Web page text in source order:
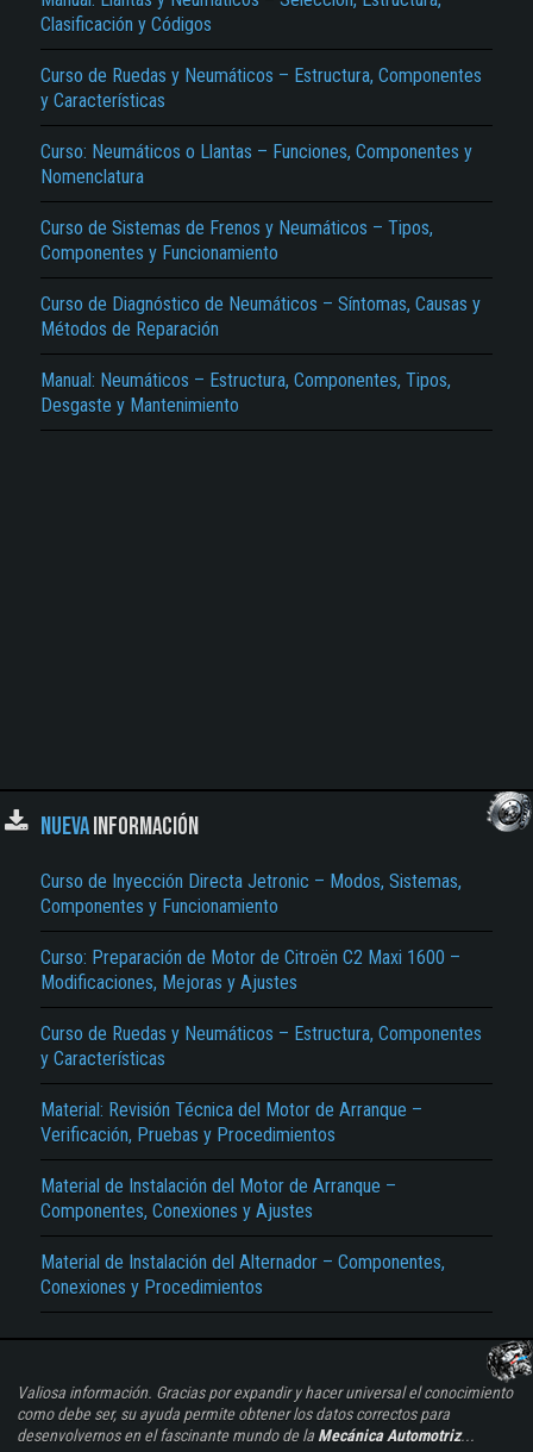
Clasificación y Códigos
Curso de Ruedas y Neumáticos – Estructura, Componentes
y Características
Curso: Neumáticos o Llantas – Funciones, Componentes y
Nomenclatura
Curso de Sistemas de Frenos y Neumáticos – Tipos,
Componentes y Funcionamiento
Curso de Diagnóstico de Neumáticos – Síntomas, Causas y
Métodos de Reparación
Manual: Neumáticos – Estructura, Componentes, Tipos,
Desgaste y Mantenimiento
NUEVAINFORMACIÓN
Curso de Inyección Directa Jetronic – Modos, Sistemas,
Componentes y Funcionamiento
Curso: Preparación de Motor de Citroën C2 Maxi 1600 –
Modificaciones, Mejoras y Ajustes
Curso de Ruedas y Neumáticos – Estructura, Componentes
y Características
Material: Revisión Técnica del Motor de Arranque –
Verificación, Pruebas y Procedimientos
Material de Instalación del Motor de Arranque –
Componentes, Conexiones y Ajustes
Material de Instalación del Alternador – Componentes,
Conexiones y Procedimientos
Valiosa información. Gracias por expandir y hacer universal el conocimiento
como debe ser, su ayuda permite obtener los datos correctos para
desenvolvernos en el fascinante mundo de la Mecánica Automotriz...
Texto o Imagen de portada son erróneos.
No carga o no se visualiza el contenido.
Reportar otro tipo de error...